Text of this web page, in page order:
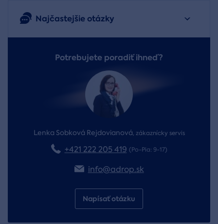
Najčastejšie otázky
Potrebujete poradiť ihneď?
Lenka Sobková Rejdovianová, zákaznícky servis
+421 222 205 419 (Po-Pia: 9-17)
info@adrop.sk
Napísať otázku